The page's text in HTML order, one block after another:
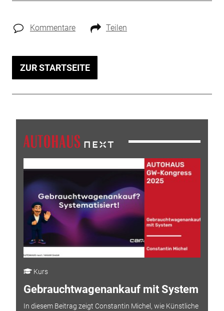
Kommentare Teilen
ZUR STARTSEITE
Kurs
Gebrauchtwagenankauf mit System
In diesem Beitrag zeigt Constantin Michel, wie Künstliche